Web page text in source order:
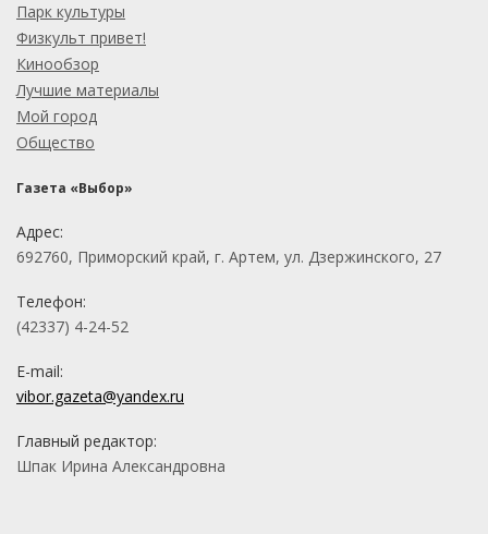
Парк культуры
Физкульт привет!
Кинообзор
Лучшие материалы
Мой город
Общество
Газета «Выбор»
Адрес:
692760, Приморский край, г. Артем, ул. Дзержинского, 27
Телефон:
(42337) 4-24-52
E-mail:
vibor.gazeta@yandex.ru
Главный редактор:
Шпак Ирина Александровна